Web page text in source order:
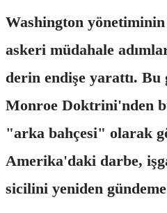
Washington
askeri müdahale
derin endişe yarattı. Bu
Monroe Doktrini'nden
"arka bahçesi" olarak
Amerika'daki darbe,
sicilini yeniden gündeme